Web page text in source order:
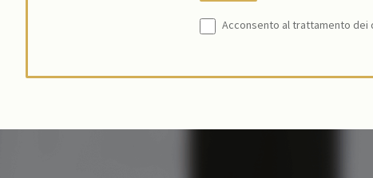
Acconsento al trattamento dei